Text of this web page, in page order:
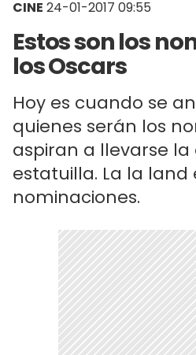
CINE 24-01-2017 09:55
Estos son los
los Oscars
Hoy es cuando se
quienes serán los
aspiran a llevarse la
estatuilla. La la land
nominaciones.